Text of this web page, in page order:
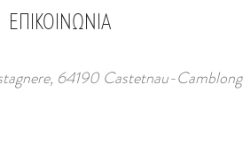
ΕΠΙΚΟΙΝΩΝΙΑ
64190 Castetnau-Camblong